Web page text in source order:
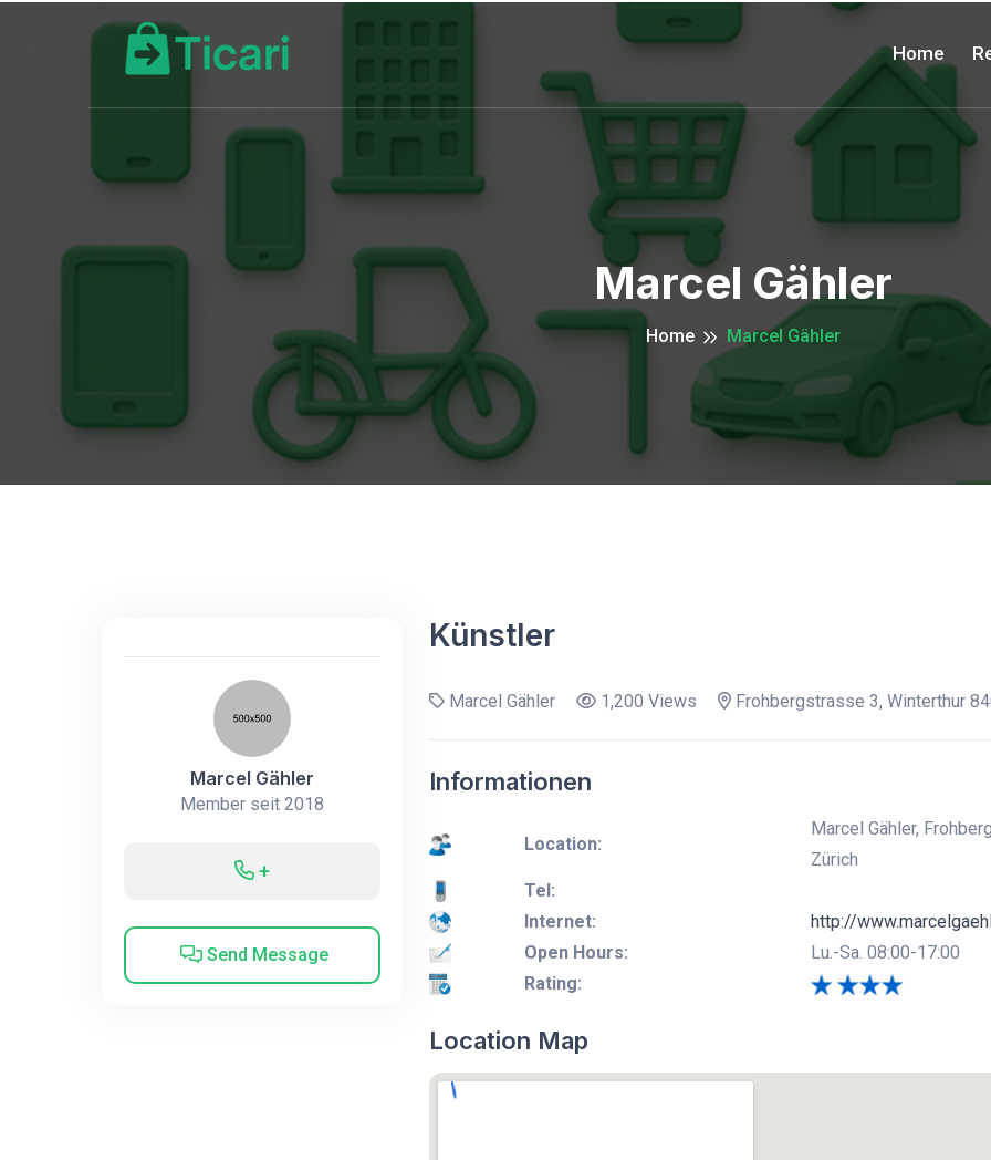
Home
Marcel Gähler
Home Marcel Gähler
Marcel Gähler
Member seit 2018
+
Send Message
Künstler
Marcel Gähler 1,200 Views Frohbergstrasse 3, Winterthur
Informationen
Location:
Marcel Gähler,
Zürich
Tel:
Internet:
http://
Open Hours:
Lu.-Sa. 08:00-17:00
Rating:
Location Map